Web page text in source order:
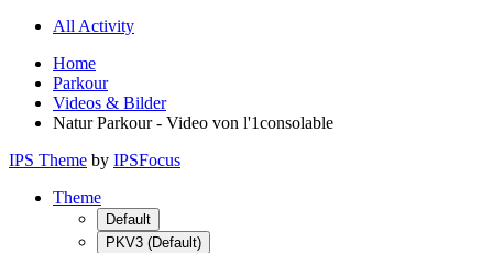
All Activity
Home
Parkour
Videos & Bilder
Natur Parkour - Video von l'1consolable
IPS Theme by IPSFocus
Theme
Default
PKV3 (Default)